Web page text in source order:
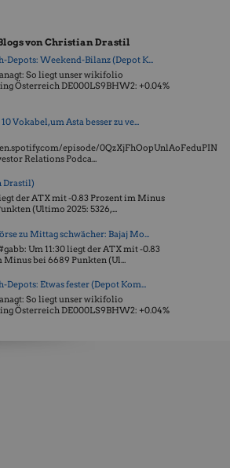
von Christian Drastil
Depots: Weekend-Bilanz (Depot K...
So liegt unser wikifolio
Öster­reich DE000LS9BHW2: +0.04%
Vokabel, um Asta besser zu ve...
episode/0QzXjFhOopUnlAoFeduPIN
Relations Podca...
Drastil)
der ATX mit -0.83 Prozent im Minus
(Ultimo 2025: 5326, ...
zu Mittag schwächer: Bajaj Mo...
Um 11:30 liegt der ATX mit -0.83
Minus bei 6689 Punkten (Ul...
Depots: Etwas fester (Depot Kom...
So liegt unser wikifolio
Öster­reich DE000LS9BHW2: +0.04%